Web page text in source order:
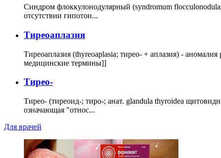
Синдром флоккулонодулярный (syndromum
отсутствии гипотон...
Тиреоаплазия
Тиреоаплазия (thyreoaplasia; тирео- + аплазия) -
медицинские термины]]
Тирео-
Тирео- (тиреоид-; тиро-; анат. glandula thyroidea
означающая "относ...
Для врачей